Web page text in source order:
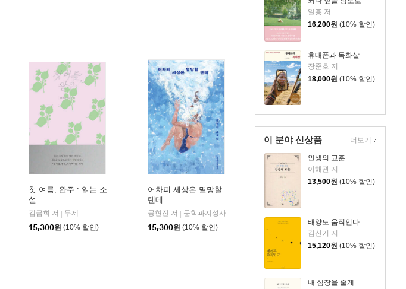
일홍 저
16,200원 (10% 할인)
휴대폰과 독화살
장준호 저
18,000원 (10% 할인)
이 분야 신상품
인생의 교훈
이해관 저
13,500원 (10% 할인)
태양도 움직인다
김신기 저
15,120원 (10% 할인)
내 심장을 줄게
더보기
휴머니스트
첫 여름, 완주 : 읽는 소
설
김금희 저
무제
15,300원 (10% 할인)
어차피 세상은 멸망할
텐데
공현진 저
문학과지성사
15,300원 (10% 할인)